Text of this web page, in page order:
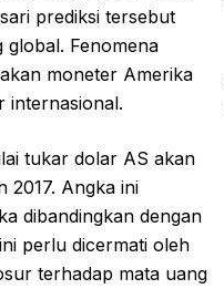
prediksi tersebut
global. Fenomena
moneter Amerika
internasional.
tukar dolar AS akan
2017. Angka ini
dibandingkan dengan
perlu dicermati oleh
terhadap mata uang